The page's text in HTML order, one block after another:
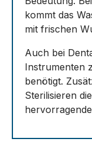
kommt das
mit frischen
Auch bei
Instrumenten
benötigt.
Sterilisieren